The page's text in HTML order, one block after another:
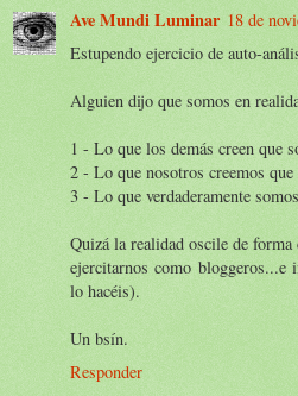
Ave Mundi Luminar 18 de
Estupendo ejercicio de auto-
Alguien dijo que somos en
1 - Lo que los demás creen que
2 - Lo que nosotros creemos que
3 - Lo que verdaderamente
Quizá la realidad oscile de
ejercitarnos como
lo hacéis).
Un bsín.
Responder